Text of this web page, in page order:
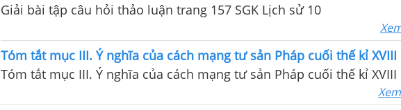
Giải bài tập câu hỏi thảo luận trang 157 SGK Lịch sử 10
Tóm tắt mục III. Ý nghĩa của cách mạng tư sản Pháp cuối thế kỉ XVIII
Tóm tắt mục III. Ý nghĩa của cách mạng tư sản Pháp cuối thế kỉ XVIII